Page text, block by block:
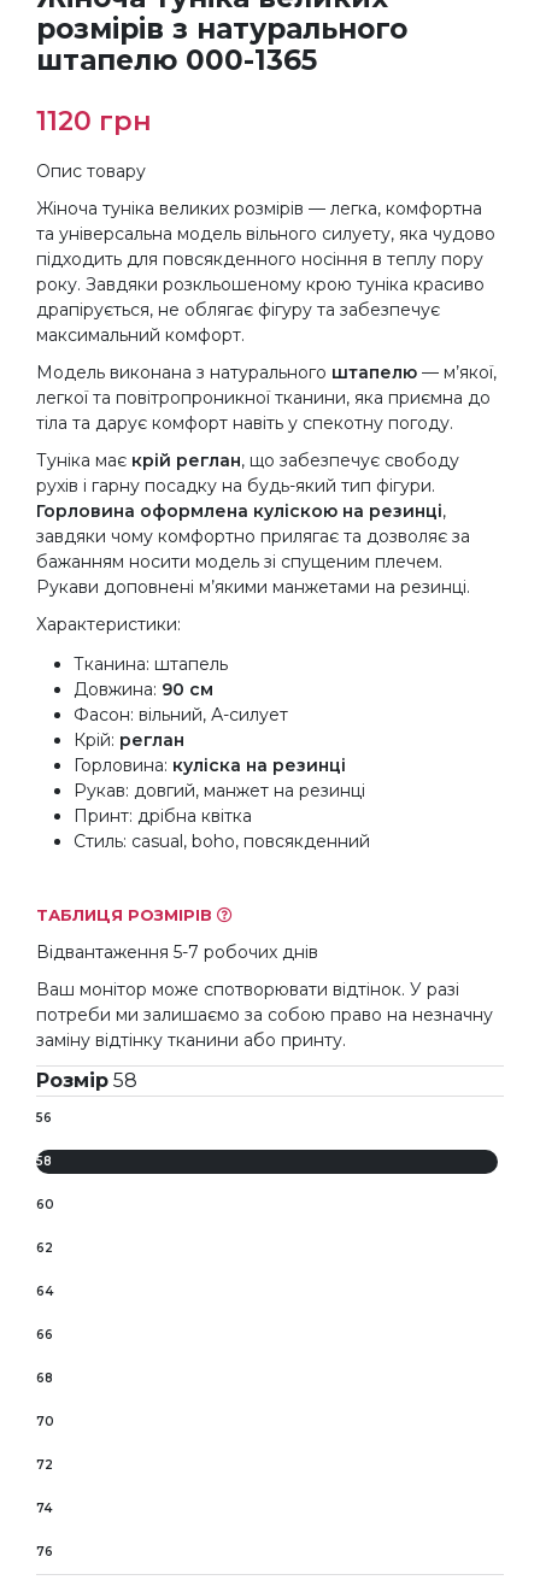
розмірів з натурального
штапелю 000-1365
1120 грн
Опис товару
Жіноча туніка великих розмірів — легка, комфортна
та універсальна модель вільного силуету, яка чудово
підходить для повсякденного носіння в теплу пору
року. Завдяки розкльошеному крою туніка красиво
драпірується, не облягає фігуру та забезпечує
максимальний комфорт.
Модель виконана з натурального штапелю — м’якої,
легкої та повітропроникної тканини, яка приємна до
тіла та дарує комфорт навіть у спекотну погоду.
Туніка має крій реглан, що забезпечує свободу
рухів і гарну посадку на будь-який тип фігури.
Горловина оформлена куліскою на резинці,
завдяки чому комфортно прилягає та дозволяє за
бажанням носити модель зі спущеним плечем.
Рукави доповнені м’якими манжетами на резинці.
Характеристики:
Тканина: штапель
Довжина: 90 см
Фасон: вільний, А-силует
Крій: реглан
Горловина: куліска на резинці
Рукав: довгий, манжет на резинці
Принт: дрібна квітка
Стиль: casual, boho, повсякденний
ТАБЛИЦЯ РОЗМІРІВ
Відвантаження 5-7 робочих днів
Ваш монітор може спотворювати відтінок. У разі
потреби ми залишаємо за собою право на незначну
заміну відтінку тканини або принту.
Розмір 58
56
58
60
62
64
66
68
70
72
74
76